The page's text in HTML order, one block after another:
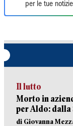
per le tue
Il lutto
Morto in
per Aldo:
di Giovanna